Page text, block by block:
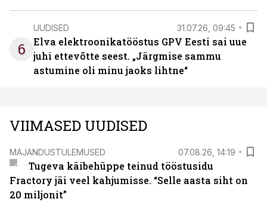
6
UUDISED 31.07.26, 09:45
Elva elektroonikatööstus GPV Eesti sai uue
juhi ettevõtte seest. „Järgmise sammu
astumine oli minu jaoks lihtne“
VIIMASED UUDISED
MAJANDUSTULEMUSED 07.08.26, 14:19
Tugeva käibehüppe teinud tööstusidu
Fractory jäi veel kahjumisse. “Selle aasta siht on
20 miljonit”